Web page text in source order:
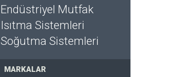
Endüstriyel Mutfak
Isıtma Sistemleri
Soğutma Sistemleri
MARKALAR